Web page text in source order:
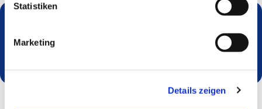
Statistiken
Marketing
Details zeigen
Dies könnte Sie auch interessieren